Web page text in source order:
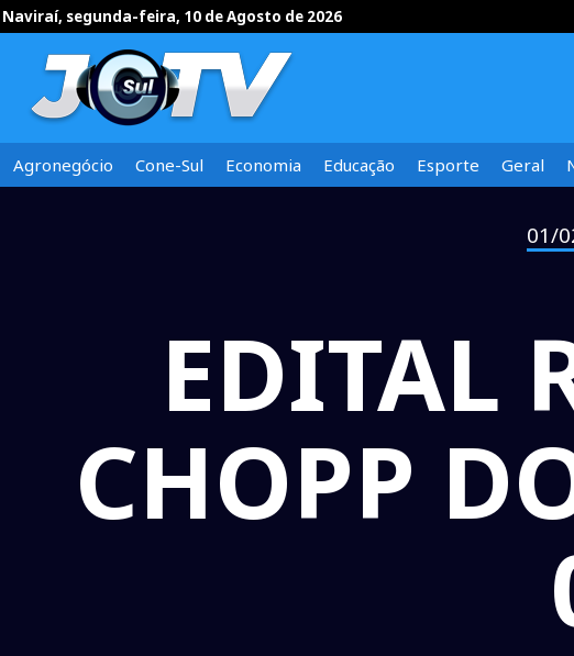
Naviraí, segunda-feira, 10 de Agosto de 2026
Agronegócio Cone-Sul Economia Educação Esporte Geral
01/
EDITAL
CHOPP